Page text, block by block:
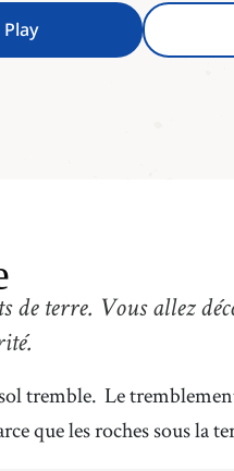
Play
de terre. Vous allez
tremble. Le
que les roches sous la